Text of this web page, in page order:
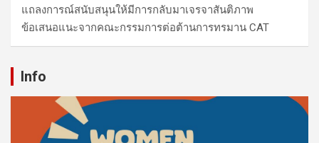
แถลงการณ์สนับสนุนให้มีการกลับมาเจรจาสันติภาพ
ข้อเสนอแนะจากคณะกรรมการต่อต้านการทรมาน CAT
Info